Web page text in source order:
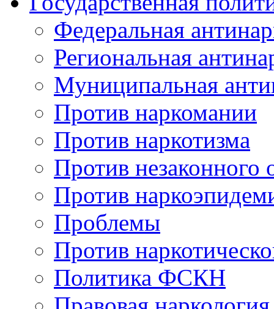
Федеральная
Региональная
Муниципальная
Против наркомании
Против наркотизма
Против незаконного
Против
Проблемы
Против
Политика ФСКН